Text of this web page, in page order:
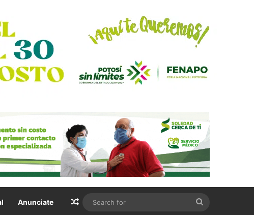
Anunciate Random Article